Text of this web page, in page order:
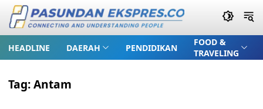
HEADLINE DAERAH PENDIDIKAN
FOOD &
TRAVELING
Tag:Antam